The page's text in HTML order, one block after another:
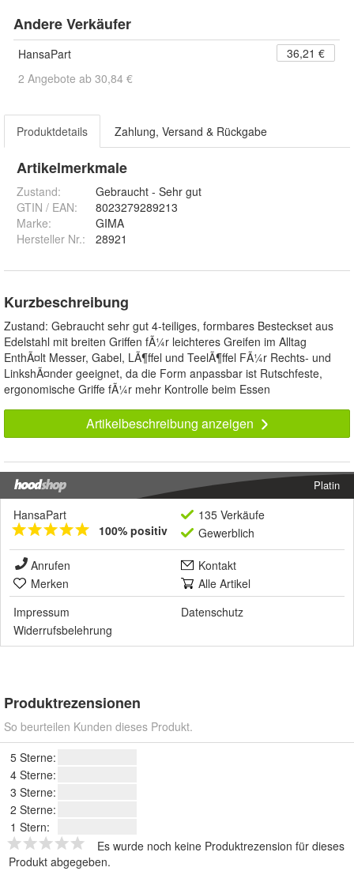
Andere Verkäufer
HansaPart
36,21 €
2 Angebote ab 30,84 €
Produktdetails Zahlung, Versand & Rückgabe
Artikelmerkmale
Zustand:
Gebraucht - Sehr gut
GTIN / EAN:
8023279289213
Marke:
GIMA
Hersteller Nr.:
28921
Kurzbeschreibung
Zustand: Gebraucht sehr gut 4-teiliges, formbares Besteckset aus
Edelstahl mit breiten Griffen fÃ¼r leichteres Greifen im Alltag
EnthÃ¤lt Messer, Gabel, LÃ¶ffel und TeelÃ¶ffel FÃ¼r Rechts- und
LinkshÃ¤nder geeignet, da die Form anpassbar ist Rutschfeste,
ergonomische Griffe fÃ¼r mehr Kontrolle beim Essen
Artikelbeschreibung anzeigen
Platin
HansaPart
100% positiv
135 Verkäufe
Gewerblich
Anrufen
Kontakt
Merken
Alle Artikel
Impressum
Datenschutz
Widerrufsbelehrung
Produktrezensionen
So beurteilen Kunden dieses Produkt.
5 Sterne:
4 Sterne:
3 Sterne:
2 Sterne:
1 Stern:
Es wurde noch keine Produktrezension für dieses
Produkt abgegeben.